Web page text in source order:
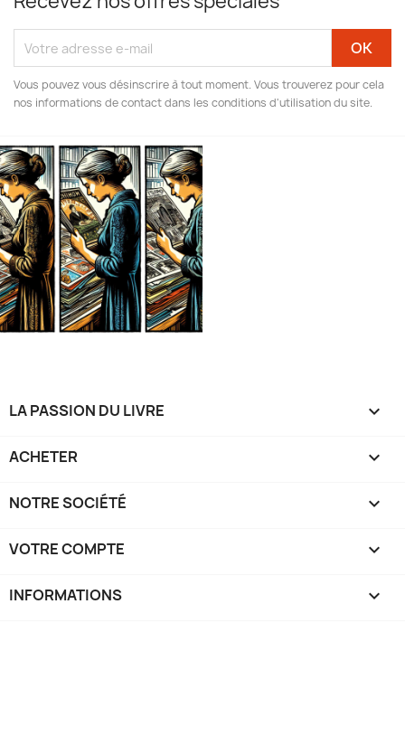
Vous pouvez vous désinscrire à tout moment. Vous trouverez pour cela
nos informations de contact dans les conditions d'utilisation du site.
LA PASSION DU LIVRE 
ACHETER 
NOTRE SOCIÉTÉ 
VOTRE COMPTE 
INFORMATIONS keyboard_arrow_down